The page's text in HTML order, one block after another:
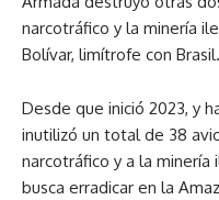
narcotráfico y la minería
Bolívar, limítrofe con Brasil.
Desde que inició 2023, y
inutilizó un total de 38
narcotráfico y a la
busca erradicar en la